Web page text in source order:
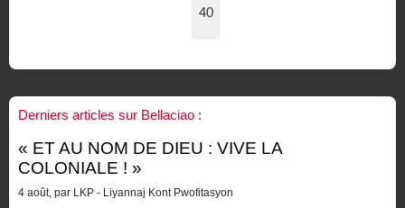
40
Derniers articles sur Bellaciao :
« ET AU NOM DE DIEU : VIVE LA
COLONIALE ! »
4 août, par LKP - Liyannaj Kont Pwofitasyon